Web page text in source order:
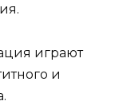
играют
и